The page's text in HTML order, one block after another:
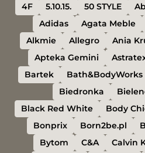
4F 5.10.15. 50 STYLE
Adidas
Agata Meble
Alkmie
Allegro Ania
Apteka Gemini
Bartek
Bath&BodyWorks
Biedronka
Black Red White
Body
Bonprix
Born2be.pl
Bytom
C&A Calvin